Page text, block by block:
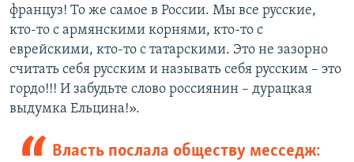
француз! То же самое в России. Мы все русские,
кто-то с армянскими корнями, кто-то с
еврейскими, кто-то с татарскими. Это не зазорно
считать себя русским и называть себя русским – это
гордо!!! И забудьте слово россиянин – дурацкая
выдумка Ельцина!».
Власть послала обществу месседж: